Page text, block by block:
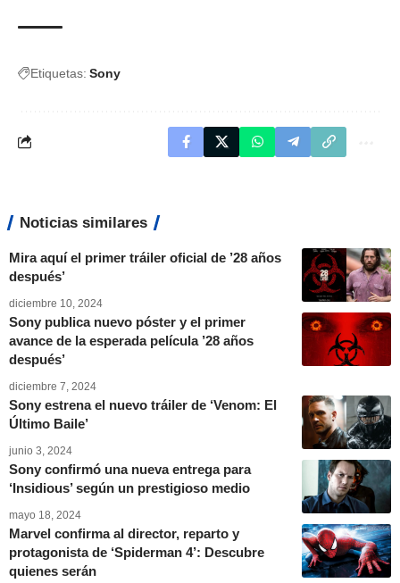
Etiquetas: Sony
Noticias similares
Mira aquí el primer tráiler oficial de ’28 años
después’
diciembre 10, 2024
Sony publica nuevo póster y el primer
avance de la esperada película ’28 años
después’
diciembre 7, 2024
Sony estrena el nuevo tráiler de ‘Venom: El
Último Baile’
junio 3, 2024
Sony confirmó una nueva entrega para
‘Insidious’ según un prestigioso medio
mayo 18, 2024
Marvel confirma al director, reparto y
protagonista de ‘Spiderman 4’: Descubre
quienes serán